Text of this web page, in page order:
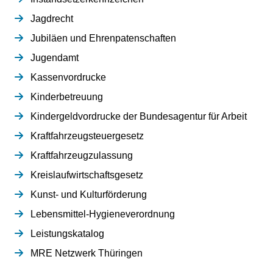
Jagdrecht
Jubiläen und Ehrenpatenschaften
Jugendamt
Kassenvordrucke
Kinderbetreuung
Kindergeldvordrucke der Bundesagentur für Arbeit
Kraftfahrzeugsteuergesetz
Kraftfahrzeugzulassung
Kreislaufwirtschaftsgesetz
Kunst- und Kulturförderung
Lebensmittel-Hygieneverordnung
Leistungskatalog
MRE Netzwerk Thüringen